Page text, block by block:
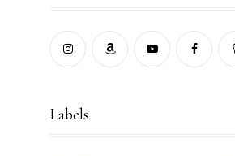
Labels